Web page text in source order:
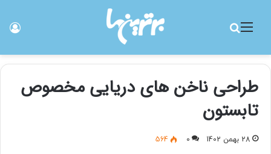
منو
طراحی ناخن های دریایی مخصوص
تابستون
28 بهمن 1402 0
564